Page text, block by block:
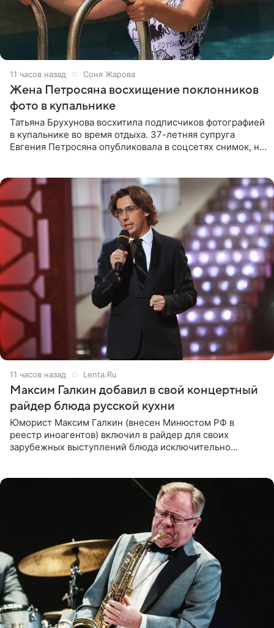
11 часов назад Соня Жарова
Жена Петросяна восхищение поклонников
фото в купальнике
Татьяна Брухунова восхитила подписчиков фотографией
в купальнике во время отдыха. 37-летняя супруга
Евгения Петросяна опубликовала в соцсетях снимок, на
11 часов назад Lenta.Ru
Максим Галкин добавил в свой концертный
райдер блюда русской кухни
Юморист Максим Галкин (внесен Минюстом РФ в
реестр иноагентов) включил в райдер для своих
зарубежных выступлений блюда исключительно